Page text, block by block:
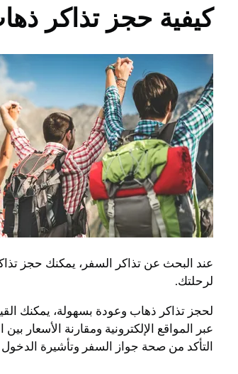
كيفية حجز تذاكر
عند البحث عن تذاكر السفر، يمكنك حجز
لرحلتك.
لحجز تذاكر ذهاب وعودة بسهولة، يمكنك
عبر المواقع الإلكترونية ومقارنة
التأكد من صحة جواز السفر وتأشيرة